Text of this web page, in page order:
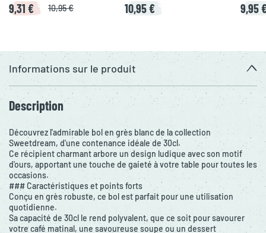
9,31 € 10,95 € 10,95 € 9,95
Informations sur le produit
Description
Découvrez l'admirable bol en grès blanc de la collection
Sweetdream, d'une contenance idéale de 30cl.
Ce récipient charmant arbore un design ludique avec son motif
d'ours, apportant une touche de gaieté à votre table pour toutes les
occasions.
### Caractéristiques et points forts
Conçu en grès robuste, ce bol est parfait pour une utilisation
quotidienne.
Sa capacité de 30cl le rend polyvalent, que ce soit pour savourer
votre café matinal, une savoureuse soupe ou un dessert